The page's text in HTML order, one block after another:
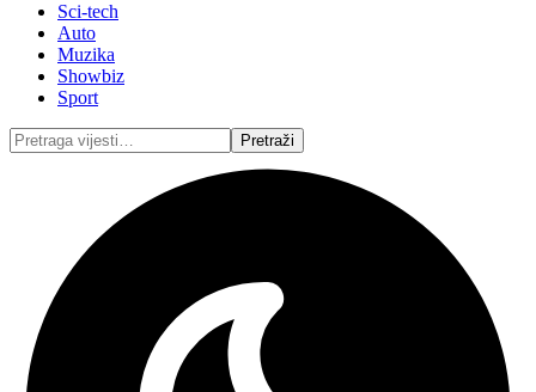
Sci-tech
Auto
Muzika
Showbiz
Sport